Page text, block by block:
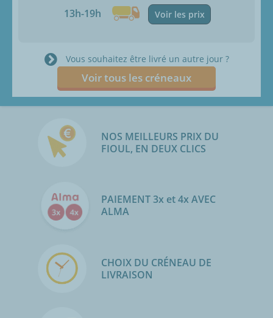
13h-19h Voir les prix
Vous souhaitez être livré un autre jour ?
Voir tous les créneaux
NOS MEILLEURS PRIX DU
FIOUL, EN DEUX CLICS
PAIEMENT 3x et 4x AVEC
ALMA
CHOIX DU CRÉNEAU DE
LIVRAISON